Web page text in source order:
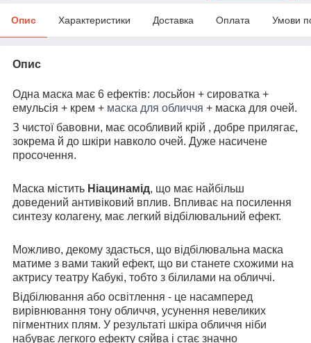
Опис Характеристики Доставка Оплата Умови
Опис
Одна маска має 6 ефектів: лосьйон + сироватка +
емульсія + крем + маска для обличчя + маска для очей.
З чистої бавовни, має особливий крій , добре прилягає,
зокрема й до шкіри навколо очей. Дуже насичене
просочення.
Маска містить Ніацинамід, що має найбільш
доведений антивіковий вплив. Впливає на посилення
синтезу колагену, має легкий відбілювальний ефект.
Можливо, декому здасться, що відбілювальна маска
матиме з вами такий ефект, що ви станете схожими на
актрису театру Кабукі, тобто з білилами на обличчі.
Відбілювання або освітлення - це насамперед
вирівнювання тону обличчя, усунення невеликих
пігментних плям. У результаті шкіра обличчя ніби
набуває легкого ефекту сяйва і стає значно